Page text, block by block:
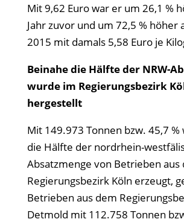
Mit 9,62 Euro war er um 26,1 %
Jahr zuvor und um 72,5 % höher
2015 mit damals 5,58 Euro je
Beinahe die Hälfte der NRW-
wurde im Regierungsbezirk
hergestellt
Mit 149.973 Tonnen bzw. 45,7
die Hälfte der nordrhein-
Absatzmenge von Betrieben aus
Regierungsbezirk Köln erzeugt,
Betrieben aus dem
Detmold mit 112.758 Tonnen